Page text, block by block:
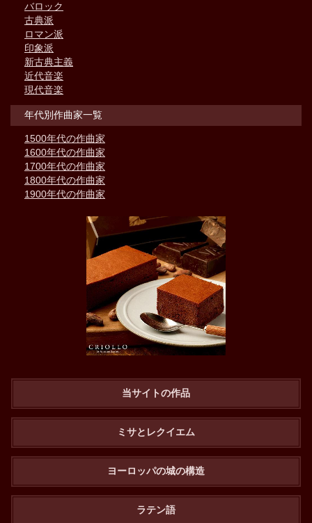
バロック
古典派
ロマン派
印象派
新古典主義
近代音楽
現代音楽
年代別作曲家一覧
1500年代の作曲家
1600年代の作曲家
1700年代の作曲家
1800年代の作曲家
1900年代の作曲家
当サイトの作品
ミサとレクイエム
ヨーロッパの城の構造
ラテン語